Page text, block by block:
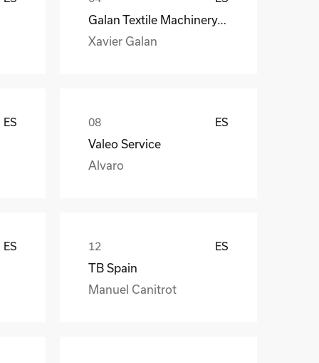
Galan Textile Machinery, S.L.
Xavier Galan
ES ES
Valeo Service
Alvaro
ES ES
TB Spain
Manuel Canitrot